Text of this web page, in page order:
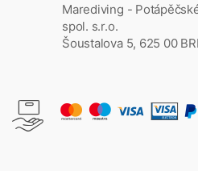
Marediving -
spol. s.r.o.
Šoustalova 5, 625 00